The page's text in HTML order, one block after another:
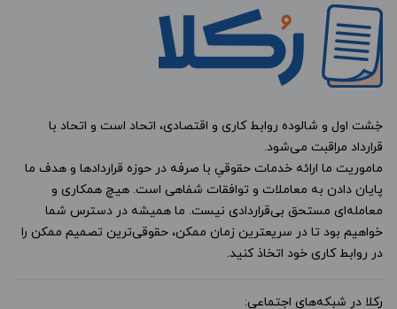
خِشت اول و شالوده روابط کاری و اقتصادی، اتحاد است و اتحاد با
قرارداد مراقبت می‌شود.
ماموریت ما ارائه خدمات حقوقیِ با صرفه در حوزه قراردادها و هدف ما
پایان دادن به معاملات و توافقات شفاهی است. هیچ همکاری و
معامله‌ای مستحق بی‌قراردادی نیست. ما همیشه در دسترس شما
خواهیم بود تا در سریعترین زمان ممکن، حقوقی‌ترین تصمیم ممکن را
در روابط کاری خود اتخاذ کنید.
رکلا در شبکه‌های اجتماعی: